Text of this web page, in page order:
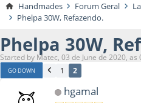
Handmades Forum Geral
Phelpa 30W, Refazendo.
Phelpa 30W,
Started by Matec, 03 de June de 2020, as
GO DOWN 1 2
hgamal